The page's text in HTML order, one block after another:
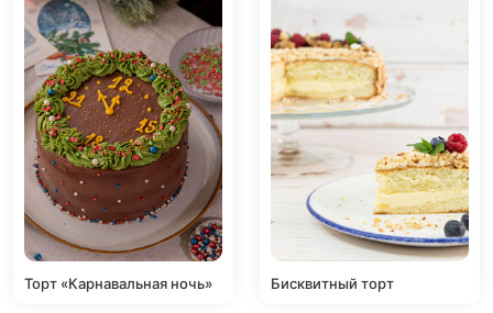
Торт «Карнавальная ночь» Бисквитный торт